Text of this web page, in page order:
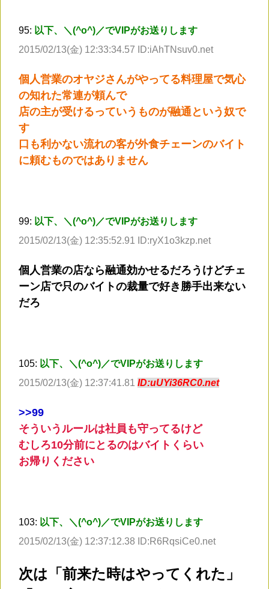
95: 以下、＼(^o^)／でVIPがお送りします
2015/02/13(金) 12:33:34.57 ID:iAhTNsuv0.net
個人営業のオヤジさんがやってる料理屋で気心
の知れた常連が頼んで
店の主が受けるっていうものが融通という奴で
す
口も利かない流れの客が外食チェーンのバイト
に頼むものではありません
99: 以下、＼(^o^)／でVIPがお送りします
2015/02/13(金) 12:35:52.91 ID:ryX1o3kzp.net
個人営業の店なら融通効かせるだろうけどチェ
ーン店で只のバイトの裁量で好き勝手出来ない
だろ
105: 以下、＼(^o^)／でVIPがお送りします
2015/02/13(金) 12:37:41.81 ID:uUYi36RC0.net
>>99
そういうルールは社員も守ってるけど
むしろ10分前にとるのはバイトくらい
お帰りください
103: 以下、＼(^o^)／でVIPがお送りします
2015/02/13(金) 12:37:12.38 ID:R6RqsiCe0.net
次は「前来た時はやってくれた」